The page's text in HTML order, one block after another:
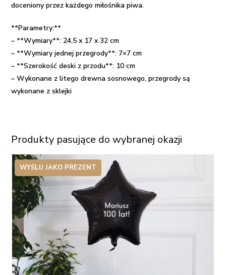
doceniony przez każdego miłośnika piwa.
**Parametry:**
– **Wymiary**: 24,5 x 17 x 32 cm
– **Wymiary jednej przegrody**: 7×7 cm
– **Szerokość deski z przodu**: 10 cm
– Wykonane z litego drewna sosnowego, przegrody są
wykonane z sklejki
Produkty pasujące do wybranej okazji
WYŚLIJ JAKO PREZENT